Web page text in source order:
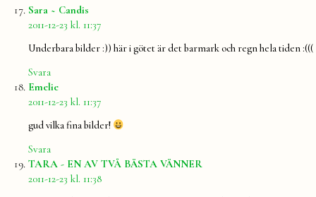
Sara ~ Candis
2011-12-23 kl. 11:37
Underbara bilder :)) här i götet är det barmark och regn hela tiden :(((
Svara
Emeliesäger:
2011-12-23 kl. 11:37
gud vilka fina bilder!
Svara
TARA - EN AV TVÅ BÄSTA VÄNNER
2011-12-23 kl. 11:38